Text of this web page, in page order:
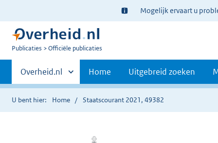
Ter
informatie:
Mogelijk ervaart u
U
Publicaties Officiële publicaties
Primaire
navigatie
Andere
sites
binnen
Overheid.nl Home Uitgebreid zoeken
U bent hier: Home Staatscourant 2021, 49382